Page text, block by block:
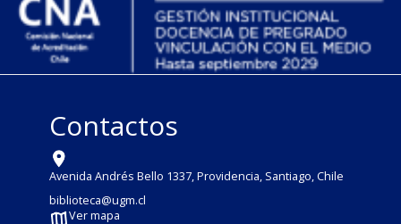
Contactos
Avenida Andrés Bello 1337, Providencia, Santiago, Chile
biblioteca@ugm.cl
Ver mapa